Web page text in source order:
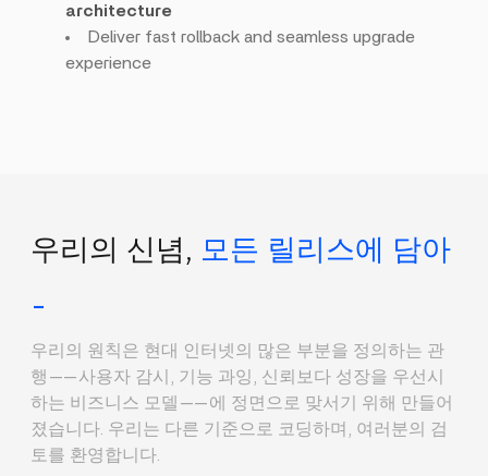
architecture
Deliver fast rollback and seamless upgrade
experience
우리의 신념, 모든 릴리스에 담아
우리의 원칙은 현대 인터넷의 많은 부분을 정의하는 관
행——사용자 감시, 기능 과잉, 신뢰보다 성장을 우선시
하는 비즈니스 모델——에 정면으로 맞서기 위해 만들어
졌습니다. 우리는 다른 기준으로 코딩하며, 여러분의 검
토를 환영합니다.